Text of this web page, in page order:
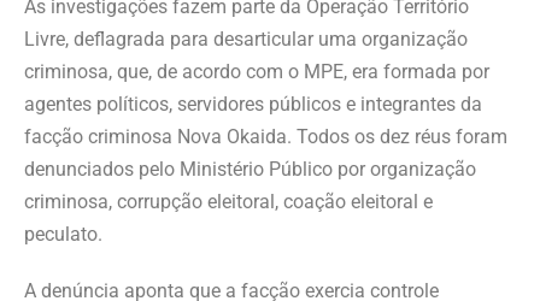
As investigações fazem parte da Operação Território
Livre, deflagrada para desarticular uma organização
criminosa, que, de acordo com o MPE, era formada por
agentes políticos, servidores públicos e integrantes da
facção criminosa Nova Okaida. Todos os dez réus foram
denunciados pelo Ministério Público por organização
criminosa, corrupção eleitoral, coação eleitoral e
peculato.
A denúncia aponta que a facção exercia controle